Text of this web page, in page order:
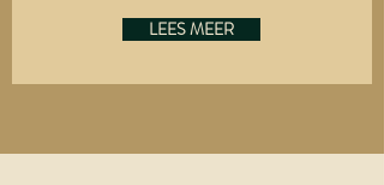
LEES MEER